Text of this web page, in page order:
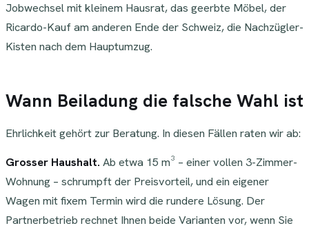
Jobwechsel mit kleinem Hausrat, das geerbte Möbel, der
Ricardo-Kauf am anderen Ende der Schweiz, die Nachzügler-
Kisten nach dem Hauptumzug.
Wann Beiladung die falsche Wahl ist
Ehrlichkeit gehört zur Beratung. In diesen Fällen raten wir ab:
Grosser Haushalt. Ab etwa 15 m³ – einer vollen 3-Zimmer-
Wohnung – schrumpft der Preisvorteil, und ein eigener
Wagen mit fixem Termin wird die rundere Lösung. Der
Partnerbetrieb rechnet Ihnen beide Varianten vor, wenn Sie